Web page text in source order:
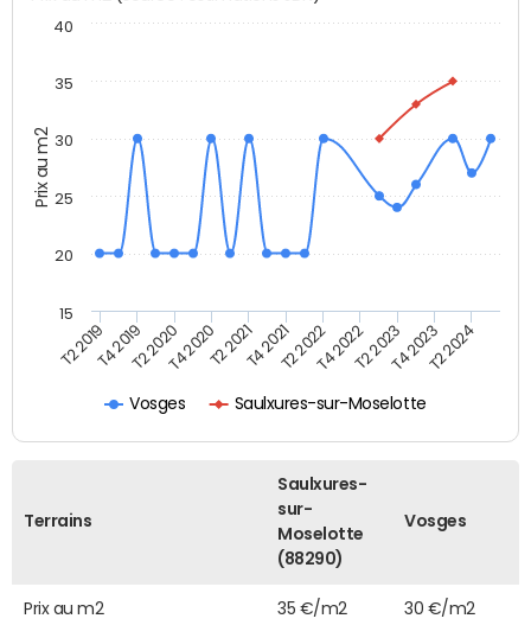
Prix au m2
Vosges Saulxures-sur-Moselotte
T2 2019T4 2019T2 2020T4 2020T2 2021T4 2021T2 2022T4 2022T2 2023T4 2023T2 2024
15
20
25
30
35
40
Terrains
Saulxures-
sur-
Moselotte
(88290)
Vosges
Prix au m2 35 €/m2 30 €/m2